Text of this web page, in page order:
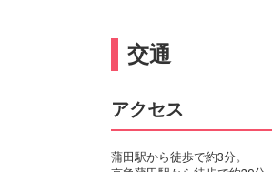
交通
アクセス
蒲田駅から徒歩で約3分。